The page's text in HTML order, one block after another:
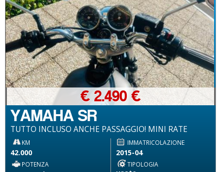
YAMAHA SR
TUTTO INCLUSO ANCHE PASSAGGIO! MINI RATE
€ 2.490 €
KM
42.000
IMMATRICOLAZIONE
2015-04
POTENZA TIPOLOGIA